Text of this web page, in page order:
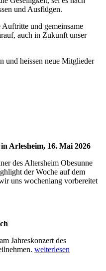
und Ausflügen.
und gemeinsame
auch in Zukunft unser
und heissen neue Mitglieder
Arlesheim, 16. Mai 2026
des Altersheim Obesunne
der Woche auf dem
uns wochenlang vorbereitet
Jahreskonzert des
weiterlesen